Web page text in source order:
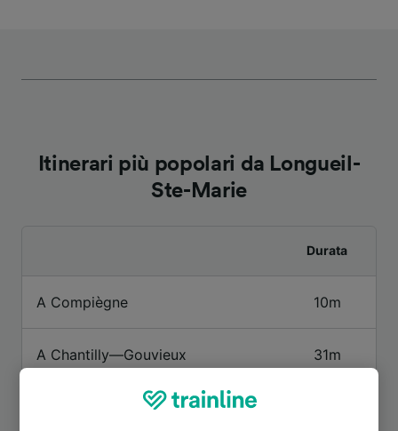
Itinerari più popolari da Longueil-
Ste-Marie
Durata
A Compiègne 10m
A Chantilly—Gouvieux 31m
A Haute-Picardie TGV